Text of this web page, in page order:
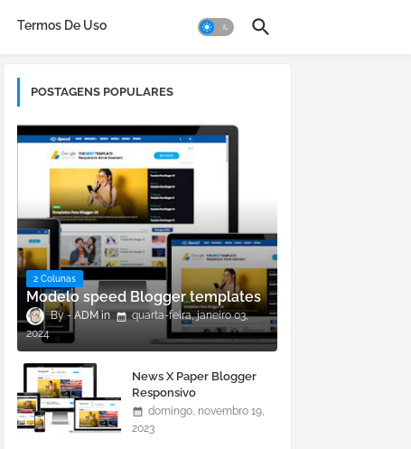
Termos De Uso
POSTAGENS POPULARES
2 Colunas
Modelo speed Blogger templates
ADM
quarta-feira, janeiro 03,
2024
News X Paper Blogger
Responsivo
domingo, novembro 19,
2023